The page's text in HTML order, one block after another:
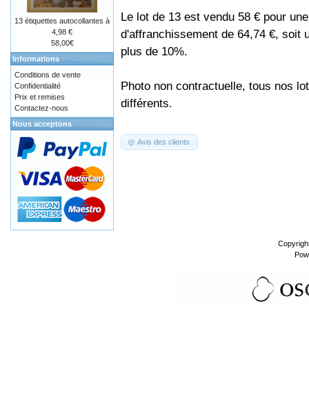
Le lot de 13 est vendu 58 € pour
d'affranchissement de 64,74 €, soit
plus de 10%.
Photo non contractuelle, tous nos
différents.
Avis des clients
13 étiquettes autocollantes à
4,98 €
58,00€
Informations
Conditions de vente
Confidentialité
Prix et remises
Contactez-nous
Nous acceptons